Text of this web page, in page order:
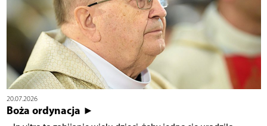
20.07.2026
Boża ordynacja ►